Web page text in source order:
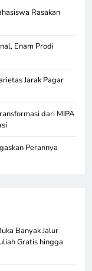
Rasakan
Enam Prodi
Jarak Pagar
dari MIPA
Perannya
Banyak Jalur
Gratis hingga